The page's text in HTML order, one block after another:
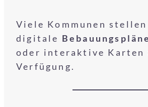
Viele Kommunen
digitale
oder interaktive Karten
Verfügung.